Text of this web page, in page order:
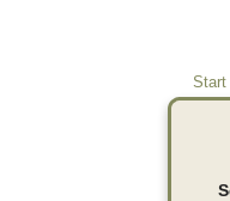
Start